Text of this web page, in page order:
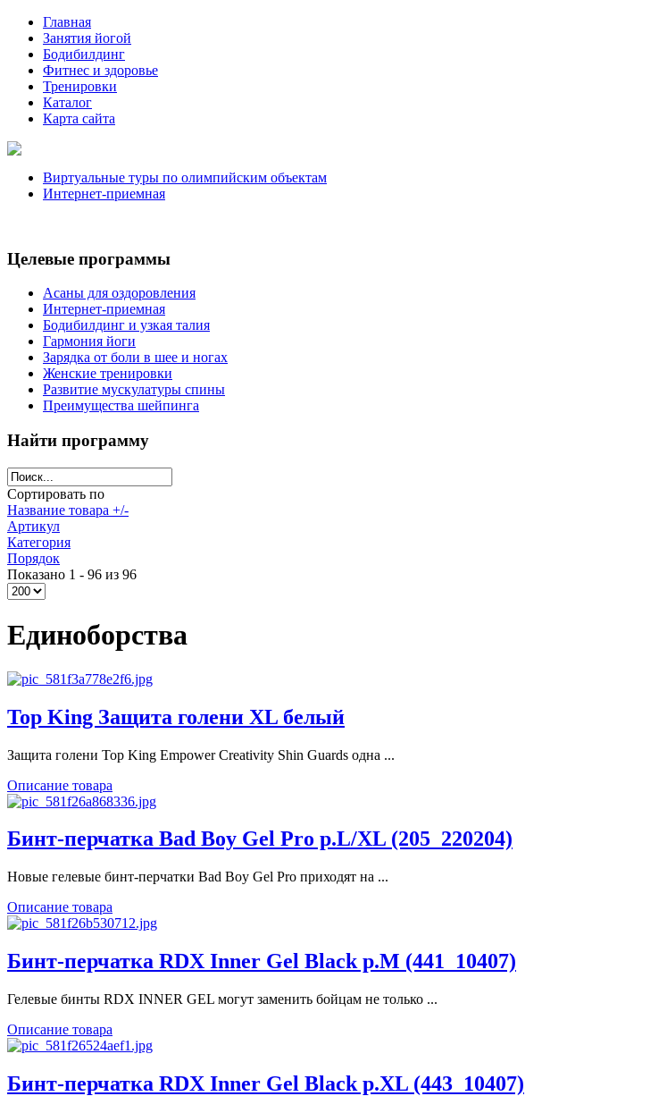
Главная
Занятия йогой
Бодибилдинг
Фитнес и здоровье
Тренировки
Каталог
Карта сайта
Виртуальные туры по олимпийским объектам
Интернет-приемная
Целевые программы
Асаны для оздоровления
Интернет-приемная
Бодибилдинг и узкая талия
Гармония йоги
Зарядка от боли в шее и ногах
Женские тренировки
Развитие мускулатуры спины
Преимущества шейпинга
Найти программу
Сортировать по
Название товара +/-
Артикул
Категория
Порядок
Показано 1 - 96 из 96
Единоборства
Top King Защита голени XL белый
Защита голени Top King Empower Creativity Shin Guards одна ...
Описание товара
Бинт-перчатка Bad Boy Gel Pro р.L/XL (205_220204)
Новые гелевые бинт-перчатки Bad Boy Gel Pro приходят на ...
Описание товара
Бинт-перчатка RDX Inner Gel Black р.M (441_10407)
Гелевые бинты RDX INNER GEL могут заменить бойцам не только ...
Описание товара
Бинт-перчатка RDX Inner Gel Black р.XL (443_10407)